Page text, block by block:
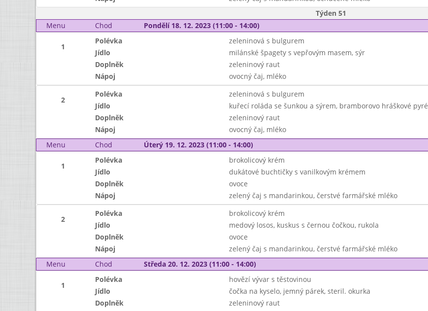
Týden 51
Menu
Chod Pondělí 18. 12. 2023 (11:00 - 14:00)
1
Polévka zeleninová s bulgurem
Jídlo
milánské špagety s vepřovým masem, sýr
Doplněk
zeleninový raut
Nápoj
ovocný čaj, mléko
2
Polévka zeleninová s bulgurem
Jídlo
kuřecí roláda se šunkou a sýrem, bramborovo hráškové pyré
Doplněk
zeleninový raut
Nápoj
ovocný čaj, mléko
Menu
Chod Úterý 19. 12. 2023 (11:00 - 14:00)
1
Polévka brokolicový krém
Jídlo
dukátové buchtičky s vanilkovým krémem
Doplněk
ovoce
Nápoj
zelený čaj s mandarinkou, čerstvé farmářské mléko
2
Polévka brokolicový krém
Jídlo
medový losos, kuskus s černou čočkou, rukola
Doplněk
ovoce
Nápoj
zelený čaj s mandarinkou, čerstvé farmářské mléko
Menu
Chod Středa 20. 12. 2023 (11:00 - 14:00)
1
Polévka hovězí vývar s těstovinou
Jídlo
čočka na kyselo, jemný párek, steril. okurka
Doplněk
zeleninový raut